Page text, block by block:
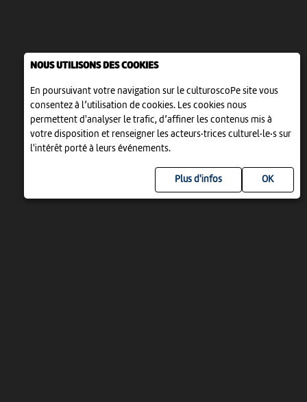
NOUS UTILISONS DES COOKIES
En poursuivant votre navigation sur le culturoscoPe site vous
consentez à l’utilisation de cookies. Les cookies nous
permettent d'analyser le trafic, d’affiner les contenus mis à
votre disposition et renseigner les acteurs·trices culturel·le·s sur
l'intérêt porté à leurs événements.
Plus d'infos